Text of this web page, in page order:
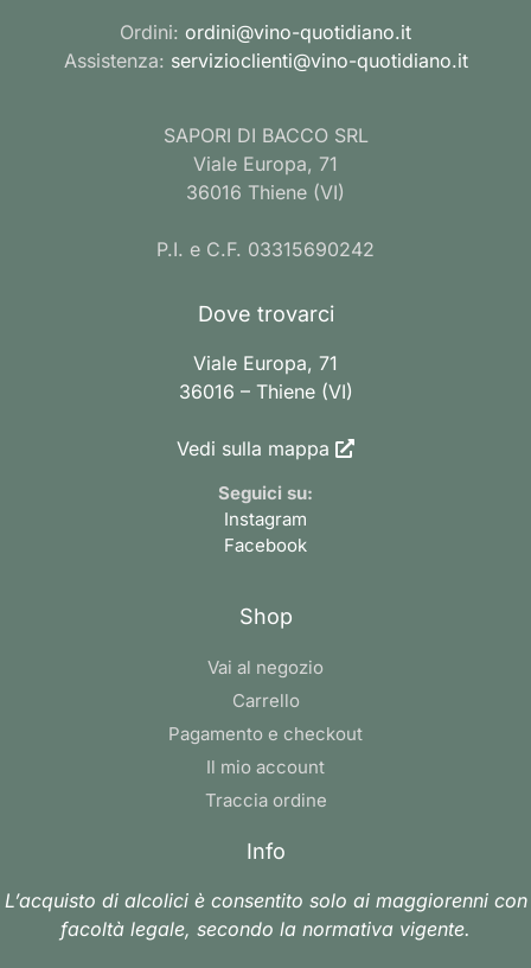
Ordini: ordini@vino-quotidiano.it
Assistenza: servizioclienti@vino-quotidiano.it
SAPORI DI BACCO SRL
Viale Europa, 71
36016 Thiene (VI)
P.I. e C.F. 03315690242
Dove trovarci
Viale Europa, 71
36016 – Thiene (VI)
Vedi sulla mappa
Seguici su:
Instagram
Facebook
Shop
Vai al negozio
Carrello
Pagamento e checkout
Il mio account
Traccia ordine
Info
L’acquisto di alcolici è consentito solo ai maggiorenni con
facoltà legale, secondo la normativa vigente.